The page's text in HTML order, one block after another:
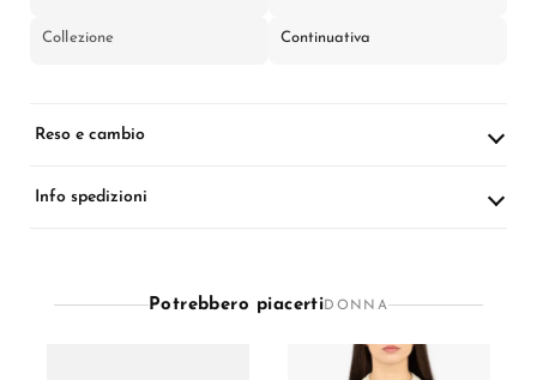
Collezione Continuativa
Reso e cambio
Info spedizioni
Potrebbero piacertiDONNA